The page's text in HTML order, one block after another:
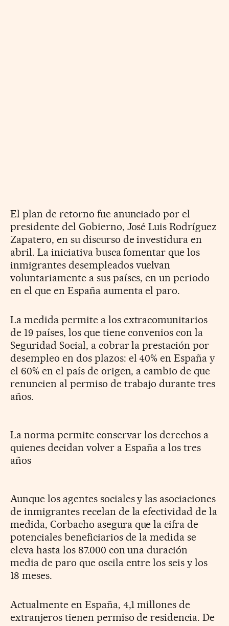
El plan de retorno fue anunciado por el
presidente del Gobierno, José Luis Rodríguez
Zapatero, en su discurso de investidura en
abril. La iniciativa busca fomentar que los
inmigrantes desempleados vuelvan
voluntariamente a sus países, en un periodo
en el que en España aumenta el paro.
La medida permite a los extracomunitarios
de 19 países, los que tiene convenios con la
Seguridad Social, a cobrar la prestación por
desempleo en dos plazos: el 40% en España y
el 60% en el país de origen, a cambio de que
renuncien al permiso de trabajo durante tres
años.
La norma permite conservar los derechos a
quienes decidan volver a España a los tres
años
Aunque los agentes sociales y las asociaciones
de inmigrantes recelan de la efectividad de la
medida, Corbacho asegura que la cifra de
potenciales beneficiarios de la medida se
eleva hasta los 87.000 con una duración
media de paro que oscila entre los seis y los
18 meses.
Actualmente en España, 4,1 millones de
extranjeros tienen permiso de residencia. De